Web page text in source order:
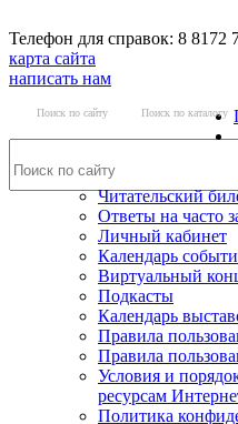
Телефон для справок: 8 8172
карта сайта
написать нам
Поиск по сайту Поиск по каталогу
Читательский
Ответы на часто
Личный кабинет
Календарь
Виртуальный
Подкасты
Календарь
Правила
Правила
Условия и
ресурсам
Политика